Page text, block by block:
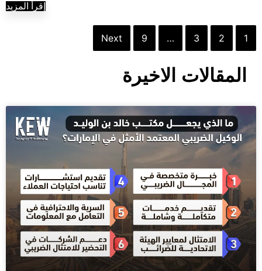
إقرأ المزيد
1
2
3
…
9
Next
المقالات الاخيرة